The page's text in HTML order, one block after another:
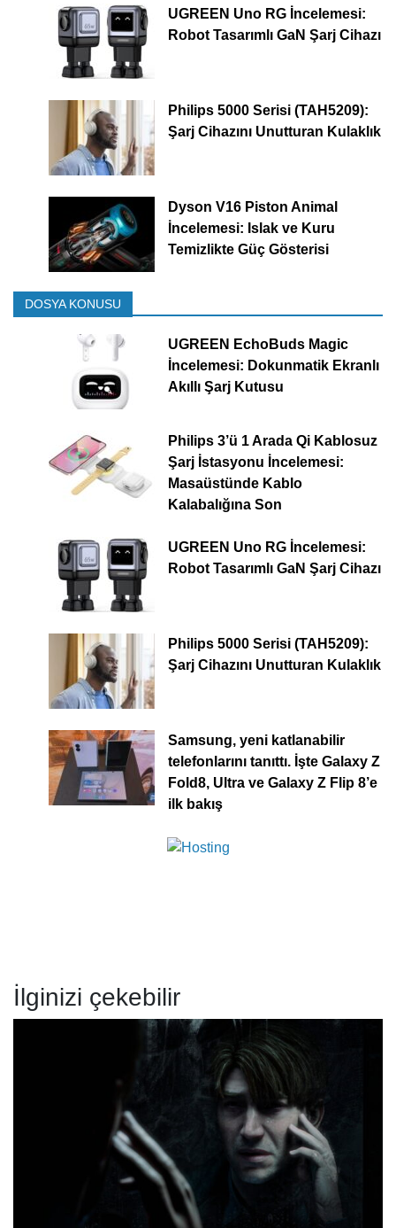
UGREEN Uno RG İncelemesi:
Robot Tasarımlı GaN Şarj Cihazı
Philips 5000 Serisi (TAH5209):
Şarj Cihazını Unutturan Kulaklık
Dyson V16 Piston Animal
İncelemesi: Islak ve Kuru
Temizlikte Güç Gösterisi
DOSYA KONUSU
UGREEN EchoBuds Magic
İncelemesi: Dokunmatik Ekranlı
Akıllı Şarj Kutusu
Philips 3’ü 1 Arada Qi Kablosuz
Şarj İstasyonu İncelemesi:
Masaüstünde Kablo
Kalabalığına Son
UGREEN Uno RG İncelemesi:
Robot Tasarımlı GaN Şarj Cihazı
Philips 5000 Serisi (TAH5209):
Şarj Cihazını Unutturan Kulaklık
Samsung, yeni katlanabilir
telefonlarını tanıttı. İşte Galaxy Z
Fold8, Ultra ve Galaxy Z Flip 8’e
ilk bakış
İlginizi çekebilir